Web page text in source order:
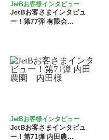
JetBお客様インタビュー
JetBお客さまインタビュ
ー！第77弾 有限会…
JetBお客様インタビュー
JetBお客さまインタビュ
ー！第71弾 内田農…